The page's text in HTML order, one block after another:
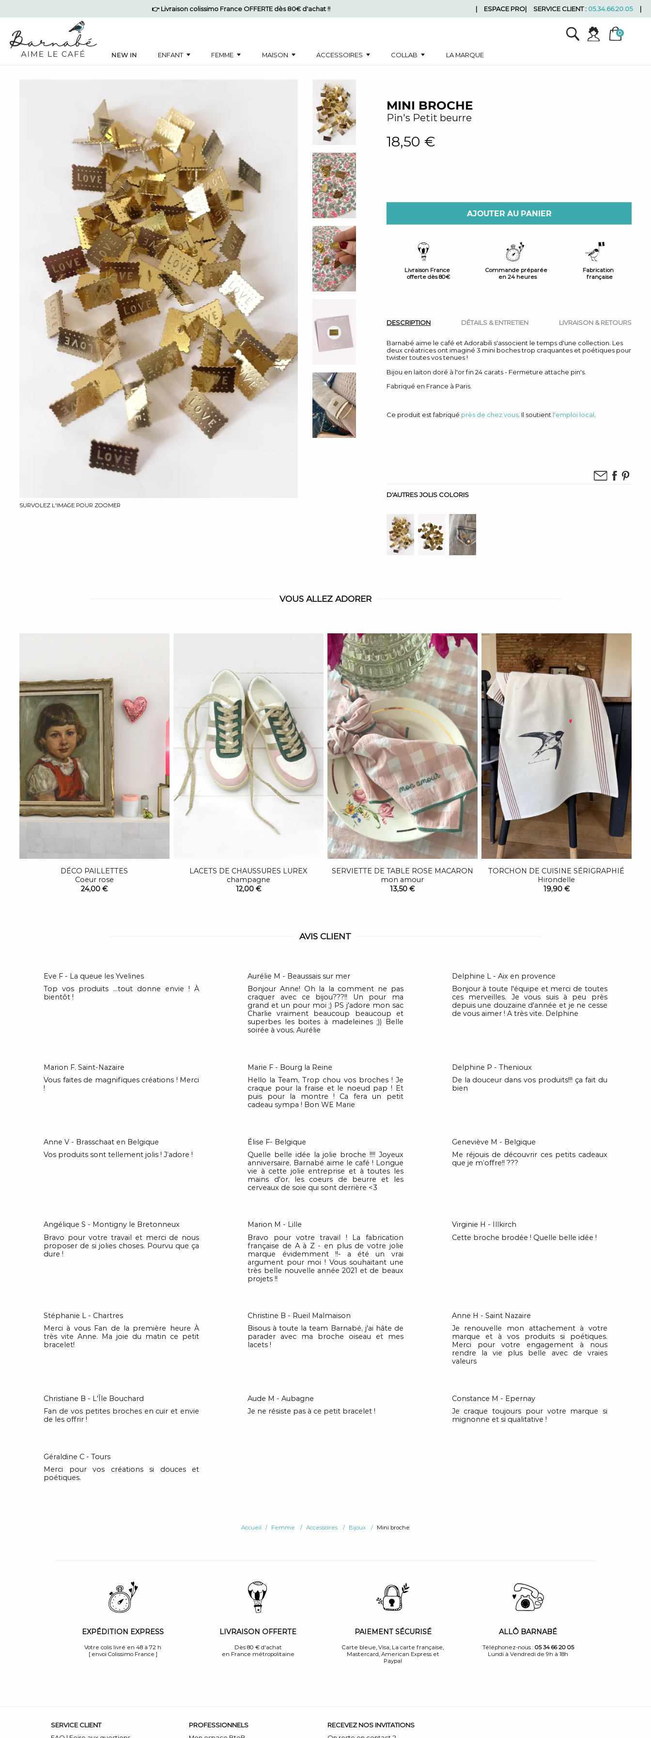
👉 Livraison colissimo France OFFERTE dès 80€ d'achat !! ESPACE PRO SERVICE CLIENT : 05.34.66.20.05
NEW IN ENFANT FEMME MAISON ACCESSOIRES COLLAB LA MARQUE
SURVOLEZ L'IMAGE POUR ZOOMER
MINI BROCHE
Pin's Petit beurre
18,50 €
AJOUTER AU PANIER
Livraison France
offerte dès 80€
Commande préparée
en 24 heures
Fabrication
française
DESCRIPTION DÉTAILS & ENTRETIEN LIVRAISON & RETOURS
Barnabé aime le café et Adorabili s'associent le temps d'une collection. Les
deux créatrices ont imaginé 3 mini boches trop craquantes et poétiques pour
twister toutes vos tenues !
Bijou en laiton doré à l'or fin 24 carats - Fermeture attache pin's.
Fabriqué en France à Paris.
Ce produit est fabriqué près de chez vous . Il soutient l'emploi local
AVIS CLIENT
Eve F - La queue les Yvelines
Top vos produits …tout donne envie ! À
bientôt !
Aurélie M - Beaussais sur mer
Bonjour Anne! Oh la la comment ne pas
craquer avec ce bijou???!! Un pour ma
grand et un pour moi ;) PS j'adore mon sac
Charlie vraiment beaucoup beaucoup et
superbes les boites à madeleines ;)) Belle
soirée à vous, Aurélie
Delphine L - Aix en provence
Bonjour à toute l'équipe et merci de toutes
ces merveilles. Je vous suis à peu près
depuis une douzaine d'année et je ne cesse
de vous aimer ! A très vite. Delphine
Marion F. Saint-Nazaire
Vous faites de magnifiques créations ! Merci
!
Marie F - Bourg la Reine
Hello la Team, Trop chou vos broches ! Je
craque pour la fraise et le noeud pap ! Et
puis pour la montre ! Ca fera un petit
cadeau sympa ! Bon WE Marie
Delphine P - Thenioux
De la douceur dans vos produits!!! ça fait du
bien
Anne V - Brasschaat en Belgique
Vos produits sont tellement jolis ! J’adore !
Élise F- Belgique
Quelle belle idée la jolie broche !!!! Joyeux
anniversaire, Barnabé aime le café ! Longue
vie à cette jolie entreprise et à toutes les
mains d'or, les coeurs de beurre et les
cerveaux de soie qui sont derrière <3
Geneviève M - Belgique
Me réjouis de découvrir ces petits cadeaux
que je m’offre!! ???
Angélique S - Montigny le Bretonneux
Bravo pour votre travail et merci de nous
proposer de si jolies choses. Pourvu que ça
dure !
Marion M - Lille
Bravo pour votre travail ! La fabrication
française de A à Z - en plus de votre jolie
marque évidemment !!- a été un vrai
argument pour moi ! Vous souhaitant une
très belle nouvelle année 2021 et de beaux
projets !!
Virginie H - Illkirch
Cette broche brodée ! Quelle belle idée !
Stéphanie L - Chartres
Merci à vous Fan de la première heure À
très vite Anne. Ma joie du matin ce petit
bracelet!
Christine B - Rueil Malmaison
Bisous à toute la team Barnabé, j'ai hâte de
parader avec ma broche oiseau et mes
lacets !
Anne H - Saint Nazaire
Je renouvelle mon attachement à votre
marque et à vos produits si poétiques.
Merci pour votre engagement à nous
rendre la vie plus belle avec de vraies
valeurs
Christiane B - L'Île Bouchard
Fan de vos petites broches en cuir et envie
de les offrir !
Aude M - Aubagne
Je ne résiste pas à ce petit bracelet !
Constance M - Epernay
Je craque toujours pour votre marque si
mignonne et si qualitative !
Géraldine C - Tours
Merci pour vos créations si douces et
poétiques.
D'AUTRES JOLIS COLORIS
VOUS ALLEZ ADORER
DÉCO PAILLETTES
Coeur rose
24,00 €
LACETS DE CHAUSSURES LUREX
champagne
12,00 €
SERVIETTE DE TABLE ROSE MACARON
mon amour
13,50 €
TORCHON DE CUISINE SÉRIGRAPHIÉ
Hirondelle
19,90 €
Accueil Femme Accessoires Bijoux Mini broche
EXPÉDITION EXPRESS
Votre colis livré en 48 à 72 h
[ envoi Colissimo France ]
LIVRAISON OFFERTE
Dès 80 € d'achat
en France métropolitaine
PAIEMENT SÉCURISÉ
Carte bleue, Visa, La carte française,
Mastercard, American Express et
Paypal
ALLÔ BARNABÉ
Téléphonez-nous : 05 34 66 20 05
Lundi à Vendredi de 9h à 18h
SERVICE CLIENT
PROFESSIONNELS
RECEVEZ NOS INVITATIONS